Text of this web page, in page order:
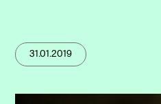
31.01.2019